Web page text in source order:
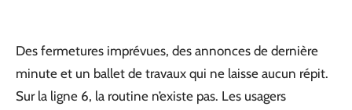
Des fermetures imprévues, des annonces de dernière
minute et un ballet de travaux qui ne laisse aucun répit.
Sur la ligne 6, la routine n’existe pas. Les usagers